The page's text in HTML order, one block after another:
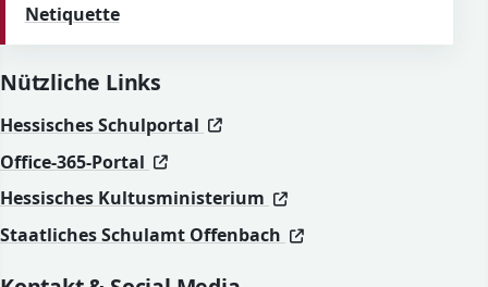
Netiquette
Nützliche Links
Hessisches Schulportal (öffnet in neuem Fenster)
(öffnet in neuem Fenster)
Office-365-Portal
(öffnet in neuem Fenster)
(öffnet in neuem Fenster)
Hessisches Kultusministerium
(öffnet in neuem
(öffnet in neuem
Staatliches Schulamt Offenbach
(öffnet in neuem
(öffnet in neuem